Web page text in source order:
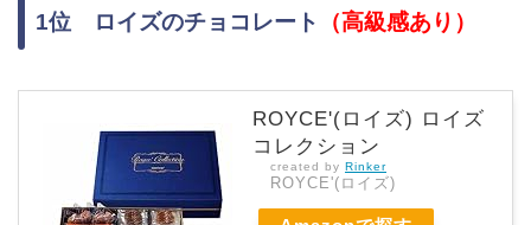
1位 ロイズのチョコレート （高級感あり）
ROYCE'(ロイズ) ロイズ
コレクション
created by Rinker
ROYCE'(ロイズ)